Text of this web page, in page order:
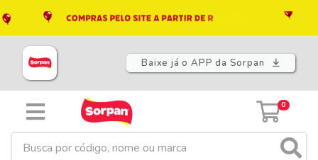
Baixe já o APP da Sorpan
0